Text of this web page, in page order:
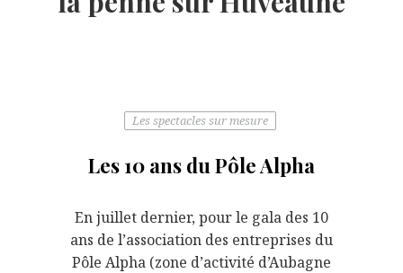
Les spectacles sur mesure
Les 10 ans du Pôle Alpha
En juillet dernier, pour le gala des 10
ans de l’association des entreprises du
Pôle Alpha (zone d’activité d’Aubagne